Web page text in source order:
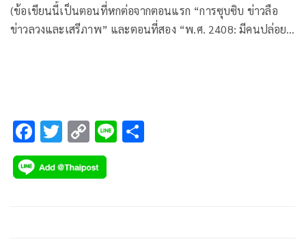
(ข้อเขียนนี้เป็นตอนที่หกต่อจากตอนแรก “การซุบซิบ ข่าวลือ
ข่าวลวงและเสรีภาพ” และตอนที่สอง “พ.ศ. 2408: มีคนปล่อย
F
ac
e
T
wi
tt
C
o
p
Li